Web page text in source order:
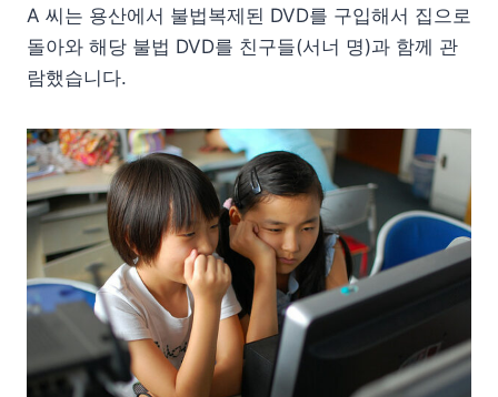
A 씨는 용산에서 불법복제된 DVD를 구입해서 집으로
돌아와 해당 불법 DVD를 친구들(서너 명)과 함께 관
람했습니다.